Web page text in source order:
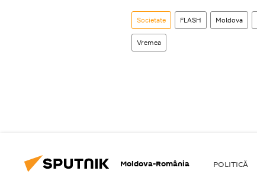
Societate FLASH Moldova
Vremea
Moldova-România POLITICĂ